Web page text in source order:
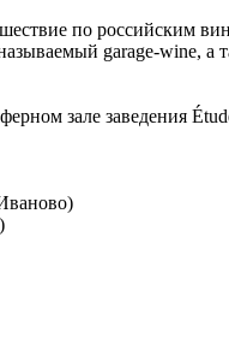
по российским
garage-wine, а
зале заведения